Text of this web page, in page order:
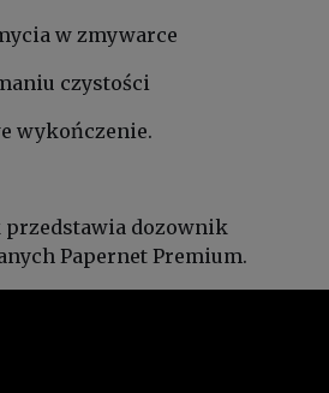
w zmywarce
czystości
wykończenie.
dozownik
Papernet Premium.